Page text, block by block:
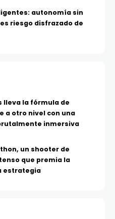
autonomía sin
riesgo disfrazado de
lleva la fórmula de
a otro nivel con una
inmersiva
un shooter de
que premia la
estrategia